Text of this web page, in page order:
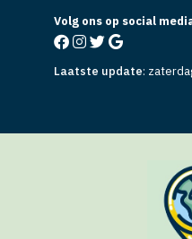
Volg ons op social
Laatste update: